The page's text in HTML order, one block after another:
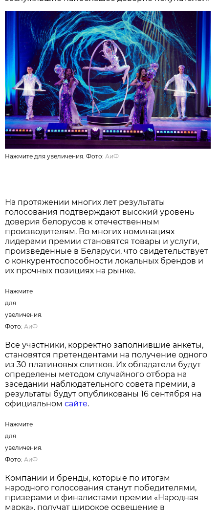
Нажмите для увеличения. Фото:АиФ
Именно такой формат делает результаты премии
максимально объективными, позволяя
определить реальные потребительские
предпочтения, уровень спонтанной
узнаваемости брендов и выявить компании,
заслужившие наибольшее доверие покупателей.
Нажмите для увеличения. Фото:АиФ
На протяжении многих лет результаты
голосования подтверждают высокий уровень
доверия белорусов к отечественным
лидерами премии становятся товары и услуги,
произведенные в Беларуси, что свидетельствует
о конкурентоспособности локальных брендов и
их прочных позициях на рынке.